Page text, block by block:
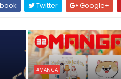
Twitter Google+
#MANGA